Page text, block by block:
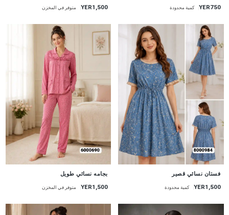
YER750 كمية محدودة YER1,500 متوفر في المخزن
جديد
فستان نسائي قصير
YER1,500 كمية محدودة
جديد
بجامه نسائي طويل
YER1,500 متوفر في المخزن